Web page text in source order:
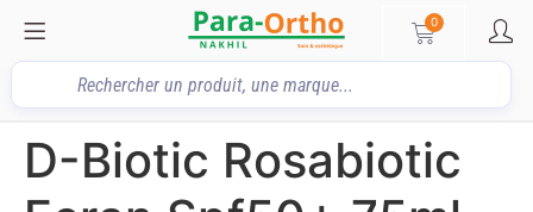
0
D-Biotic Rosabiotic